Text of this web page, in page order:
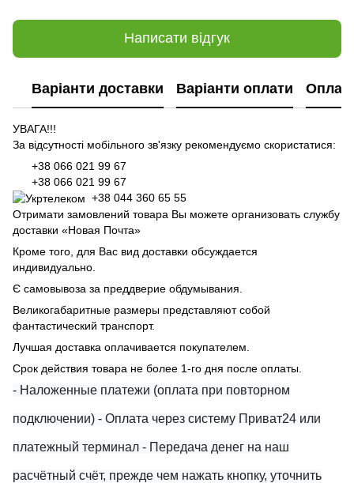
Написати відгук
Варіанти доставки Варіанти оплати
УВАГА!!!
За відсутності мобільного зв'язку рекомендуємо скористатися:
+38 066 021 99 67
+38 066 021 99 67
+38 044 360 65 55
Отримати замовлений товара Вы можете организовать службу
доставки «Новая Почта»
Кроме того, для Вас вид доставки обсуждается
индивидуально.
Є самовывоза за преддверие обдумывания.
Великогабаритные размеры представляют собой
фантастический транспорт.
Лучшая доставка оплачивается покупателем.
Срок действия товара не более 1-го дня после оплаты.
- Наложенные платежи (оплата при повторном
подключении) - Оплата через систему Приват24 или
платежный терминал - Передача денег на наш
расчётный счёт, прежде чем нажать кнопку, уточнить